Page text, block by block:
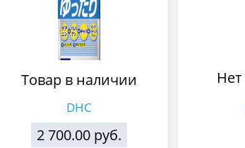
Товар в наличии
DHC
2 700.00 руб.